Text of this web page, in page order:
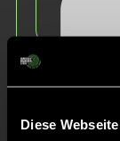
Diese
Jakob